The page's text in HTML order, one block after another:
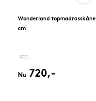
Wonderland
cm
900,-
Nu 720,-